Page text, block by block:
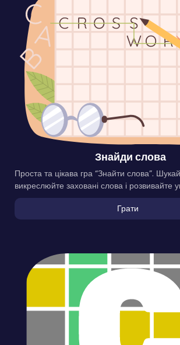
Знайди слова
Проста та цікава гра “Знайти слова”.
викреслюйте заховані слова і розвивайте
Грати